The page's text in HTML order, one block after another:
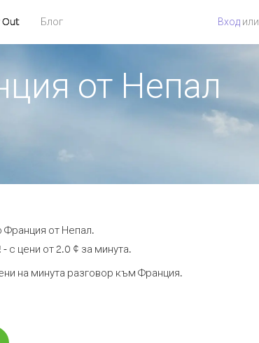
Out Блог Вход или
от Непал
Франция от Непал.
с цени от 2.0 ¢ за минута.
на минута разговор към Франция.